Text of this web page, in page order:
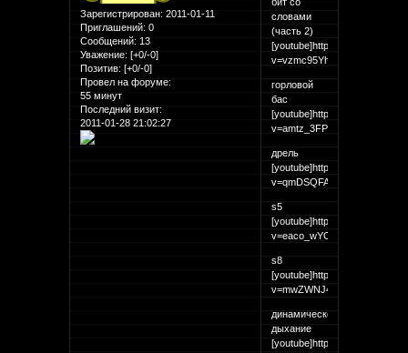
Зарегистрирован: 2011-01-11
Приглашений: 0
Сообщений: 13
Уважение: [+0/-0]
Позитив: [+0/-0]
Провел на форуме:
55 минут
Последний визит:
2011-01-28 21:02:27
словами
(часть 2)
[youtube]http://
v=vzmc95YhLJg[/youtube]
горловой
бас
[youtube]http://
v=amtz_3FPI7c[/youtube]
дрель
[youtube]http://
v=qmDSQFAWTs0[/youtube]
s5
[youtube]http://
v=eaco_wYOPUg[/youtube]
s8
[youtube]http://
v=mwZWNJ4eHY0[/youtube]
динамическое
дыхание
[youtube]http://